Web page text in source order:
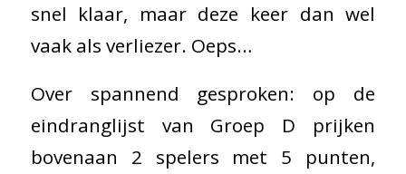
snel klaar, maar deze keer dan wel
vaak als verliezer. Oeps…
Over spannend gesproken: op de
eindranglijst van Groep D prijken
bovenaan 2 spelers met 5 punten,